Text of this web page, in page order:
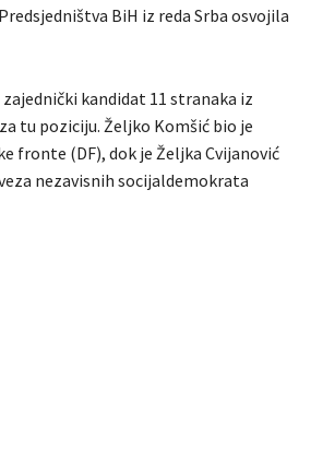
BiH iz reda Srba osvojila
kandidat 11 stranaka iz
tu poziciju. Željko Komšić bio je
fronte (DF), dok je Željka Cvijanović
nezavisnih socijaldemokrata